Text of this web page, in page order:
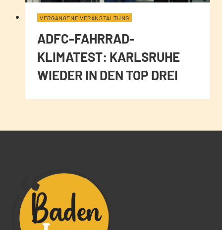
VERGANGENE VERANSTALTUNG
ADFC-FAHRRAD-
KLIMATEST: KARLSRUHE
WIEDER IN DEN TOP DREI